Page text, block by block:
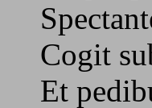
Cogit
Et